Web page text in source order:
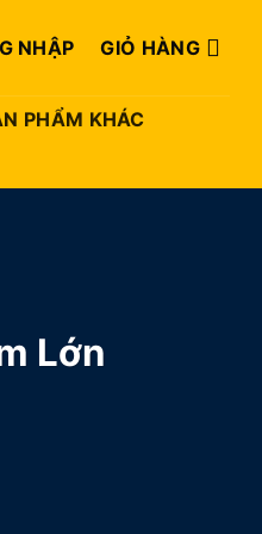
NHẬP GIỎ HÀNG
PHẨM KHÁC
Lớn